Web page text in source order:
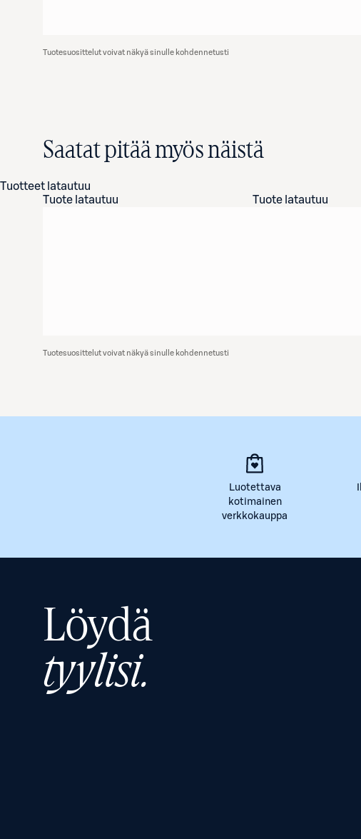
Tuotesuosittelut voivat näkyä sinulle kohdennetusti
Saatat pitää myös näistä
Tuotteet latautuu
Tuote latautuu
Tuote latautuu
Tuotesuosittelut voivat näkyä sinulle kohdennetusti
Luotettava
kotimainen
verkkokauppa
Löydä
tyylisi.